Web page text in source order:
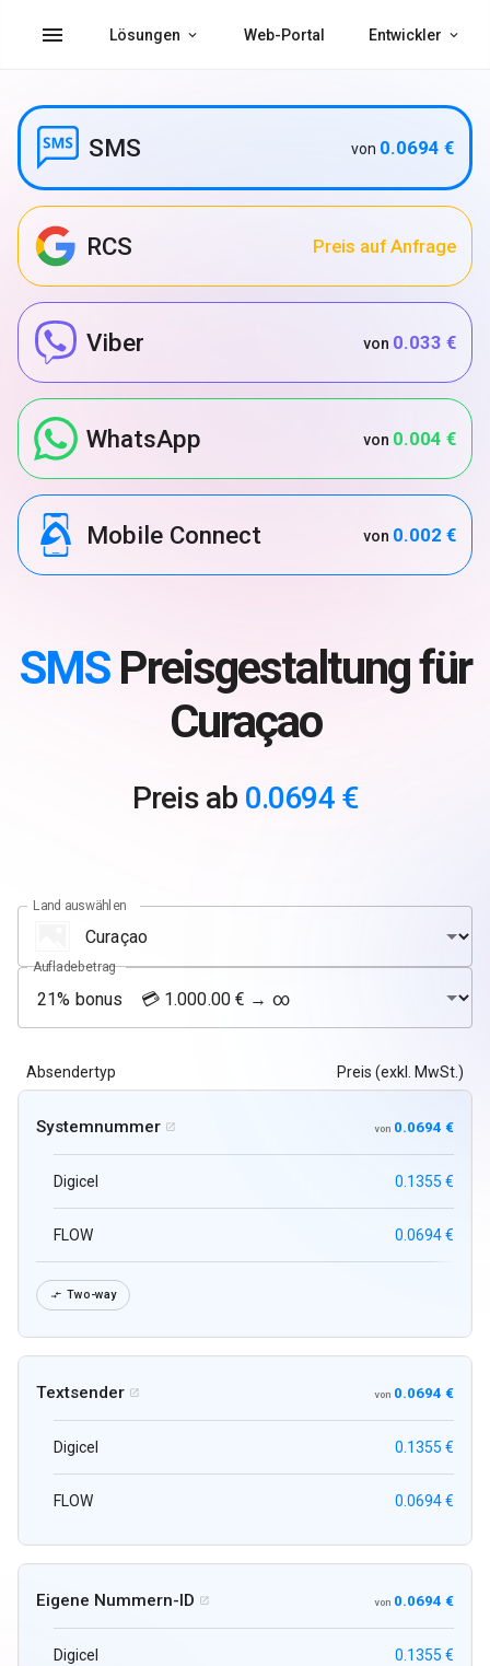
menu Lösungen Web-Portal Entwickler
SMS von 0.0694 €
RCS Preis auf Anfrage
Viber von 0.033 €
WhatsApp von 0.004 €
Mobile Connect von 0.002 €
SMSPreisgestaltung für
Curaçao
Preis ab 0.0694 €
Land auswählen
Aufladebetrag
Absendertyp Preis (exkl. MwSt.)
Systemnummer  von 0.0694 €
Digicel 0.1355 €
FLOW 0.0694 €
 Two-way
Textsender  von 0.0694 €
Digicel 0.1355 €
FLOW 0.0694 €
Eigene Nummern-ID  von 0.0694 €
Digicel 0.1355 €